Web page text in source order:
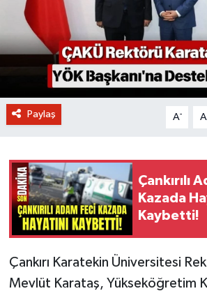
Paylaş A- A
Çankırılı
Kazada
Kaybetti!
Çankırı Karatekin Üniversitesi
Mevlüt Karataş, Yükseköğretim